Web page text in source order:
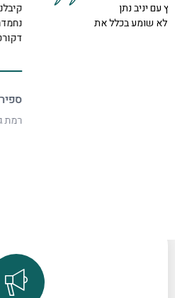
קיבלנו שרות מצוין, הסברים ותשובות
נחמדה מאוד בשם קרן היא המליצה לנו